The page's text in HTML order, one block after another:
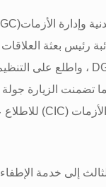
وإدارة الأزمات
رئيس بعثة العلاقات
، واطلع على
تضمنت الزيارة
(CIC)
إلى خدمة الإطفاء